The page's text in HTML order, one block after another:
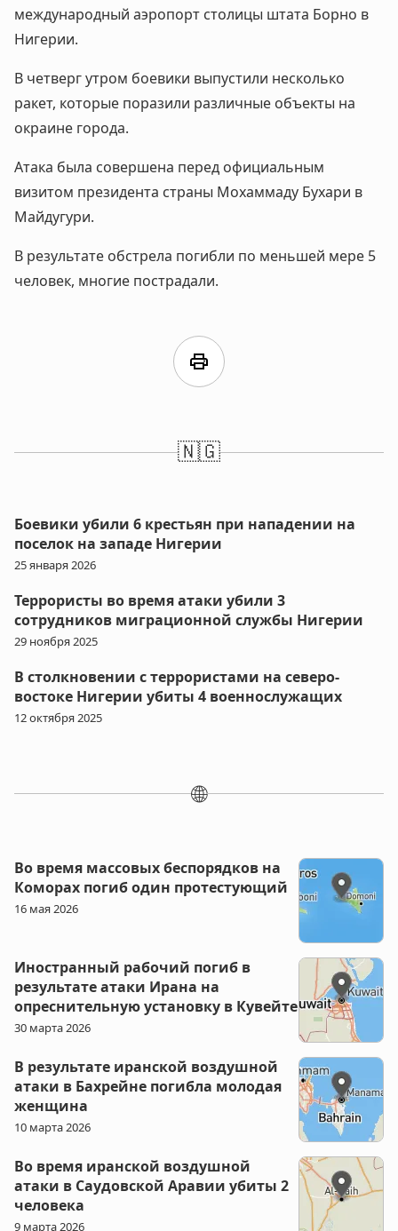
международный аэропорт столицы штата Борно в
Нигерии.
В четверг утром боевики выпустили несколько
ракет, которые поразили различные объекты на
окраине города.
Атака была совершена перед официальным
визитом президента страны Мохаммаду Бухари в
Майдугури.
В результате обстрела погибли по меньшей мере 5
человек, многие пострадали.
print
🇳🇬
Боевики убили 6 крестьян при нападении на
поселок на западе Нигерии
25 января 2026
Террористы во время атаки убили 3
сотрудников миграционной службы Нигерии
29 ноября 2025
В столкновении с террористами на северо-
востоке Нигерии убиты 4 военнослужащих
12 октября 2025
🌐
Во время массовых беспорядков на
Коморах погиб один протестующий
16 мая 2026
Иностранный рабочий погиб в
результате атаки Ирана на
опреснительную установку в Кувейте
30 марта 2026
В результате иранской воздушной
атаки в Бахрейне погибла молодая
женщина
10 марта 2026
Во время иранской воздушной
атаки в Саудовской Аравии убиты 2
человека
9 марта 2026